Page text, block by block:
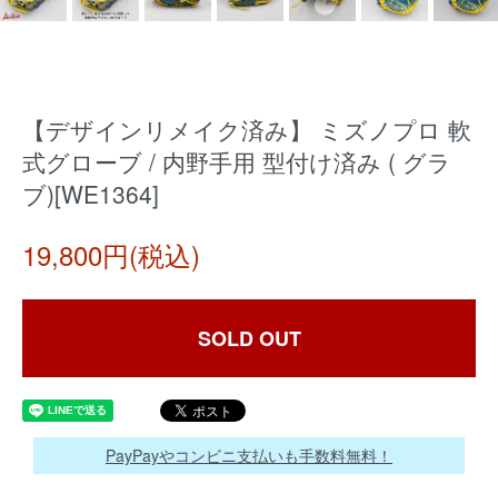
【デザインリメイク済み】 ミズノプロ 軟
式グローブ / 内野手用 型付け済み ( グラ
ブ)[WE1364]
19,800円(税込)
SOLD OUT
PayPayやコンビニ支払いも手数料無料！